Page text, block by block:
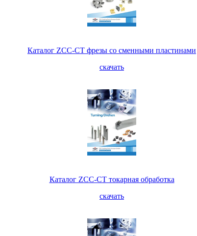
Каталог ZCC-CT фрезы со сменными пластинами
скачать
Каталог ZCC-CT токарная обработка
скачать